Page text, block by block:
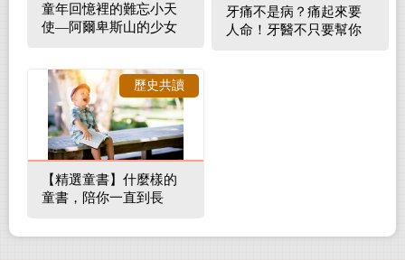
童年回憶裡的難忘小天
使—阿爾卑斯山的少女
牙痛不是病？痛起來要
人命！牙醫不只要幫你
【精選童書】什麼樣的
童書，陪你一直到長
歷史共讀